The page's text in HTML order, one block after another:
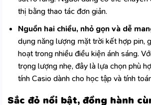
thị bằng thao tác đơn giản.
Nguồn hai chiều, nhỏ gọn và dễ
dụng năng lượng mặt trời kết hợp pin,
hoạt trong nhiều điều kiện ánh sáng.
trọng lượng nhẹ, đây là lựa chọn phù
tính Casiodành cho học tập và tính
Sắc đỏ nổi bật, đồng hành